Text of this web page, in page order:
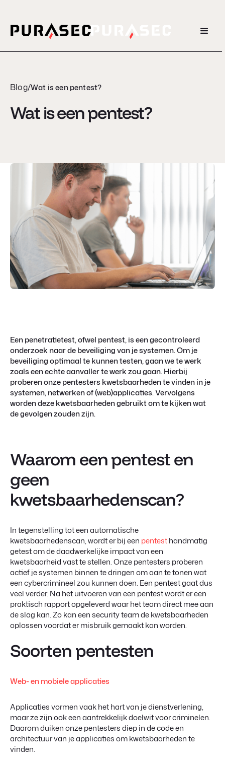
Blog/Wat is een pentest?
Wat is een pentest?
Een penetratietest, ofwel pentest, is een gecontroleerd
onderzoek naar de beveiliging van je systemen. Om je
beveiliging optimaal te kunnen testen, gaan we te werk
zoals een echte aanvaller te werk zou gaan. Hierbij
proberen onze pentesters kwetsbaarheden te vinden in je
systemen, netwerken of (web)applicaties. Vervolgens
worden deze kwetsbaarheden gebruikt om te kijken wat
de gevolgen zouden zijn.
Waarom een pentest en
geen
kwetsbaarhedenscan?
In tegenstelling tot een automatische
kwetsbaarhedenscan, wordt er bij een pentesthandmatig
getest om de daadwerkelijke impact van een
kwetsbaarheid vast te stellen. Onze pentesters proberen
actief je systemen binnen te dringen om aan te tonen wat
een cybercrimineel zou kunnen doen. Een pentest gaat dus
veel verder. Na het uitvoeren van een pentest wordt er een
praktisch rapport opgeleverd waar het team direct mee aan
de slag kan. Zo kan een security team de kwetsbaarheden
oplossen voordat er misbruik gemaakt kan worden.
Soorten pentesten
Web- en mobiele applicaties
Applicaties vormen vaak het hart van je dienstverlening,
maar ze zijn ook een aantrekkelijk doelwit voor criminelen.
Daarom duiken onze pentesters diep in de code en
architectuur van je applicaties om kwetsbaarheden te
vinden.